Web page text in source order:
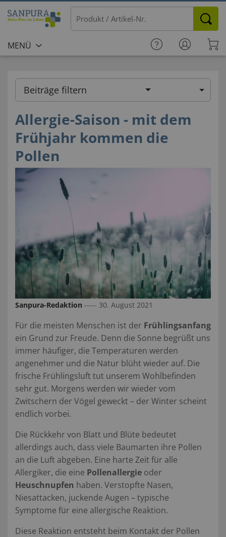
MENÜ
Beiträge filtern
Allergie-Saison - mit dem
Frühjahr kommen die
Pollen
Sanpura-Redaktion ----- 30. August 2021
Für die meisten Menschen ist der Frühlingsanfang
ein Grund zur Freude. Denn die Sonne begrüßt uns
immer häufiger, die Temperaturen werden
angenehmer und die Natur blüht wieder auf. Die
frische Frühlingsluft tut unserem Wohlbefinden
sehr gut. Morgens werden wir wieder vom
Zwitschern der Vögel geweckt – der Winter scheint
endlich vorbei.
Die Rückkehr von Blatt und Blüte bedeutet
allerdings auch, dass viele Baumarten ihre Pollen
an die Luft abgeben. Eine harte Zeit für alle
Allergiker, die eine Pollenallergie oder
Heuschnupfen haben. Verstopfte Nasen,
Niesattacken, juckende Augen – typische
Symptome für eine allergische Reaktion.
Diese Reaktion entsteht beim Kontakt der Pollen